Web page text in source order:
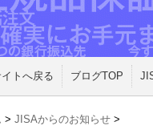
トへ戻る ブログTOP
> JISAからのお知らせ >